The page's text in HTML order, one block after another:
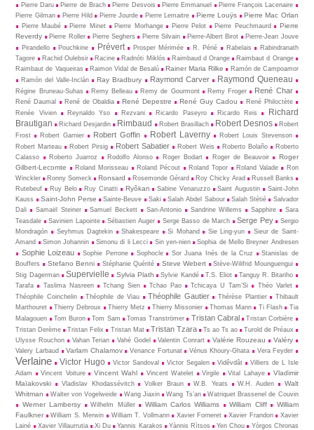
Pierre Daru
Pierre de Brach Pierre Desvois Pierre Emmanuel
Pierre François Lacenaire
Pierre Gilman
Pierre Hild Pierre Jourde Pierre Lemaitre Pierre Louÿs Pierre Mac Orlan
Pierre Maubé Pierre Minet Pierre Morhange Pierre Pelot Pierre Peuchmaurd
Pierre
Reverdy
Pierre Roller Pierre Seghers Pierre Silvain Pierre-Albert Birot
Pierre-Jean Jouve
Pirandello
Pouchkine Prévert Prosper Mérimée R. Périé Rabelais
Rabindranath
Tagore
Rachid Oulebsir Racine Radnóti Miklós Raimbaud d Orange
Raimbaut d Orange
Raimbaut de Vaqueiras
Raimon Vidal de Besalú Rainer Maria Rilke
Ramón de Campoamor
Ramón del Valle-Inclán
Ray Bradbury Raymond Carver Raymond Queneau
Régine Bruneau-Suhas Remy Belleau Remy de Gourmont Remy Froger René Char
René Daumal René de Obaldia René Depestre René Guy Cadou
René Philoctète
Renée Vivien
Reynaldo Yso Rezvani Ricardo Paseyro Ricardo Reis
Richard
Brautigan
Richard Desjardin Rimbaud Robert Brasillach Robert Desnos
Robert
Frost
Robert Garnier Robert Goffin Robert Laverny
Robert Louis Stevenson
Robert Marteau
Robert Pirsig Robert Sabatier Robert Weis Roberto Bolaño
Roberto
Calasso
Roberto Juarroz Rodolfo Alonso Roger Bodart Roger de Beauvoir
Roger
Gilbert-Lecomte
Roland Morisseau Roland Pécout Roland Topor Roland Valade
Ron
Winckler
Ronny Someck Ronsard Rosemonde Gérard Roy Chicky Arad
Russell Banks
Rutebeuf
Ruy Belo Ruy Cinatti Ryôkan Sabine Venaruzzo Saint Augustin
Saint-John
Kauss
Saint-John Perse Sainte-Beuve Saki Salah Abdel Sabour Salah Stétié
Salvador
Dali
Samaël Steiner Samuel Beckett San-Antonio Sandrine Willems Sapphire
Sara
Teasdale
Savinien Lapointe Sébastien Auger Serge Basso de March Serge Pey
Sergio
Mondragón
Seyhmus Dagtekin Shakespeare Si Mohand Sie Ling-yun
Sieur de Saint-
Amand
Simon Johannin Simonu di li Lecci Sin yen-nien Sophia de Mello Breyner Andresen
Sophie Loizeau Sophie Perrone Sophocle Sor Juana Inés de la Cruz
Stanislas de
Bouffers
Stefano Benni Stéphanie Quérité Steve Webert
Stève-Wilifrid Mounguengui
Stig Dagerman
Supervielle Sylvia Plath Sylvie Kandé T.S. Eliot
Tanguy R. Bitariho
Tarafa
Taslima Nasreen Tchang Sien Tchao Pao Tchicaya U Tam’Si
Théo Varlet
Théophile Coinchelin
Théophile de Viau Théophile Gautier Thérèse Plantier
Thibault
Marthouret
Thierry Debroux Thierry Metz Thierry Missonier Thomas Mann Ti Flash
Tia
Malagouen
Tom Buron Tom Sam Tomas Tranströmer Tristan Cabral
Tristan Corbière
Tristan Derème
Tristan Felix Tristan Mat Tristan Tzara Ts ao Ts ao
Turold de Préaux
Ulysse Rouchon
Vahan Terian Vahé Godel Valentin Conrart Valérie Rouzeau Valéry
Valery Larbaud Varlam Chalamov Venance Fortunat Vénus Khoury-Ghata Vera Feyder
Verlaine Victor Hugo Victor Sandoval Victor Segalen Vidêvdât
Villiers de L Isle
Adam
Vincent Voiture Vincent Wahl Vincent Watelet Virgile Vital Lahaye
Vladimir
Maïakovski
Vladislav Khodassévitch Volker Braun W.B. Yeats W.H. Auden
Walt
Whitman
Walter von Vogelweide Wang Jiaxin Wang Ts’an Watriquet Brassenel de Couvin
Werner Lambersy Wilhelm Müller William Carlos Williams William Cliff
William
Faulkner
William S. Merwin William T. Vollmann Xavier Forneret Xavier Frandon
Xavier
Lainé
Xavier Villaurrutia Xi Du Yannis Karakos Yànnis Rìtsos Yen Chou
Yòrgos Chronas